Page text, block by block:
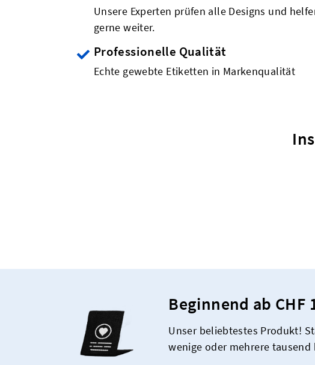
Unsere Experten prüfen alle Designs und
gerne weiter.
Professionelle Qualität
Echte gewebte Etiketten in Markenqualität
Beginnend ab CHF
Unser beliebtestes Produkt!
wenige oder mehrere tausend